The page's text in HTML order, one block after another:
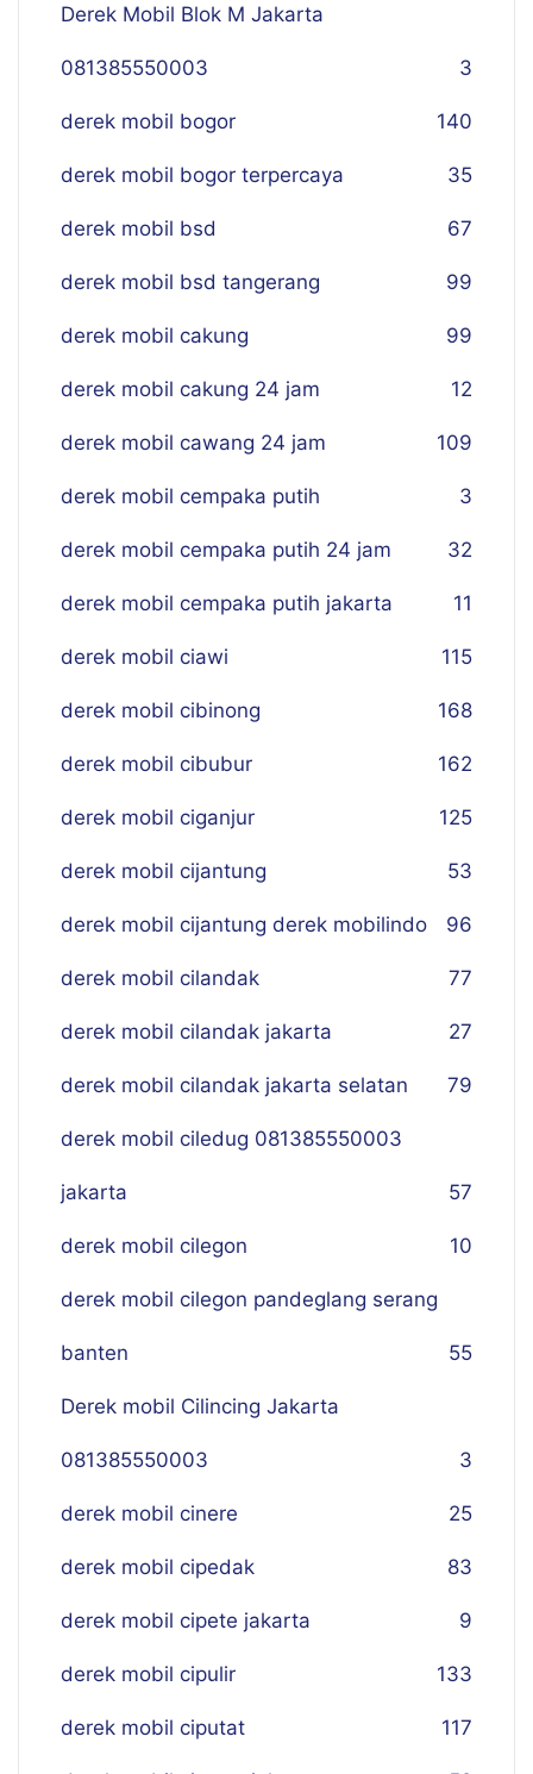
Derek Mobil Blok M Jakarta
081385550003 3
derek mobil bogor 140
derek mobil bogor terpercaya 35
derek mobil bsd 67
derek mobil bsd tangerang 99
derek mobil cakung 99
derek mobil cakung 24 jam 12
derek mobil cawang 24 jam 109
derek mobil cempaka putih 3
derek mobil cempaka putih 24 jam 32
derek mobil cempaka putih jakarta 11
derek mobil ciawi 115
derek mobil cibinong 168
derek mobil cibubur 162
derek mobil ciganjur 125
derek mobil cijantung 53
derek mobil cijantung derek mobilindo 96
derek mobil cilandak 77
derek mobil cilandak jakarta 27
derek mobil cilandak jakarta selatan 79
derek mobil ciledug 081385550003
jakarta 57
derek mobil cilegon 10
derek mobil cilegon pandeglang serang
banten 55
Derek mobil Cilincing Jakarta
081385550003 3
derek mobil cinere 25
derek mobil cipedak 83
derek mobil cipete jakarta 9
derek mobil cipulir 133
derek mobil ciputat 117